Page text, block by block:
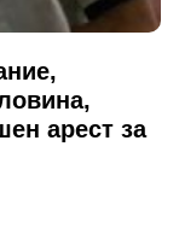
арест за